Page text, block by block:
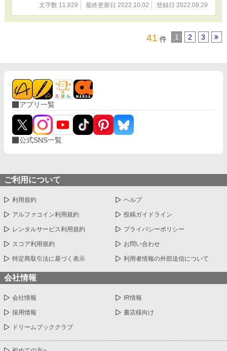
文字数 11,829 最終更新日 2022.10.02 登録日 2022.09.29
41 件 1 2 3
アプリ一覧
公式SNS一覧
ご利用について
利用規約 ヘルプ
アルファコイン利用規約 投稿ガイドライン
レンタルサービス利用規約 プライバシーポリシー
スコア利用規約 お問い合わせ
特定商取引法に基づく表示 利用者情報の外部送信について
会社情報
会社情報 IR情報
採用情報 書店様向け
ドリームブッククラブ